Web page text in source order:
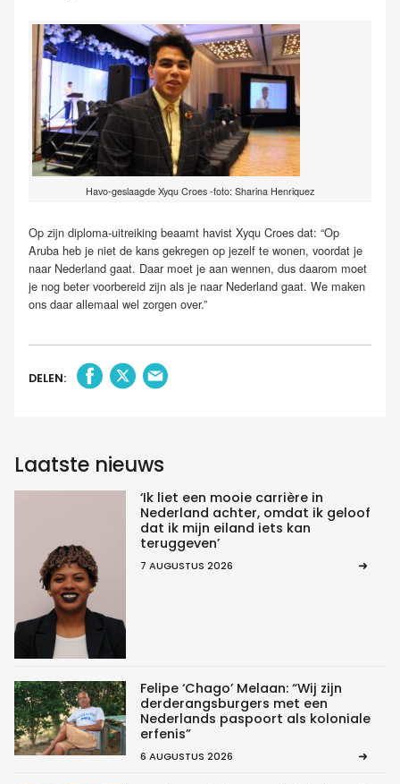
Havo-geslaagde Xyqu Croes -foto: Sharina Henriquez
Op zijn diploma-uitreiking beaamt havist Xyqu Croes dat: “Op
Aruba heb je niet de kans gekregen op jezelf te wonen, voordat je
naar Nederland gaat. Daar moet je aan wennen, dus daarom moet
je nog beter voorbereid zijn als je naar Nederland gaat. We maken
ons daar allemaal wel zorgen over.”
DELEN:
Laatste nieuws
‘Ik liet een mooie carrière in
Nederland achter, omdat ik geloof
dat ik mijn eiland iets kan
teruggeven’
7 AUGUSTUS 2026
Felipe ‘Chago’ Melaan: “Wij zijn
derderangsburgers met een
Nederlands paspoort als koloniale
erfenis”
6 AUGUSTUS 2026